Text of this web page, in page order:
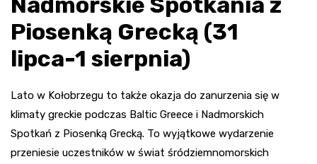
Piosenką Grecką (31
lipca-1 sierpnia)
Lato w Kołobrzegu to także okazja do zanurzenia się w
klimaty greckie podczas Baltic Greece i Nadmorskich
Spotkań z Piosenką Grecką. To wyjątkowe wydarzenie
przeniesie uczestników w świat śródziemnomorskich